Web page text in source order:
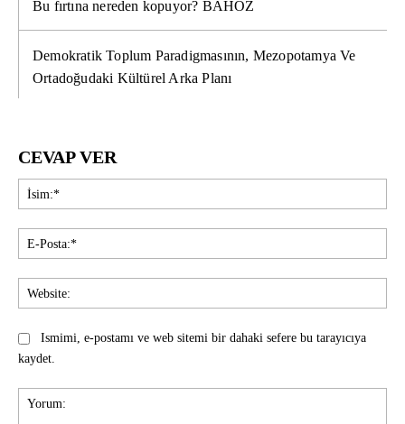
Bu fırtına nereden kopuyor? BAHOZ
Demokratik Toplum Paradigmasının, Mezopotamya Ve
Ortadoğudaki Kültürel Arka Planı
CEVAP VER
Ismimi, e-postamı ve web sitemi bir dahaki sefere bu tarayıcıya
kaydet.